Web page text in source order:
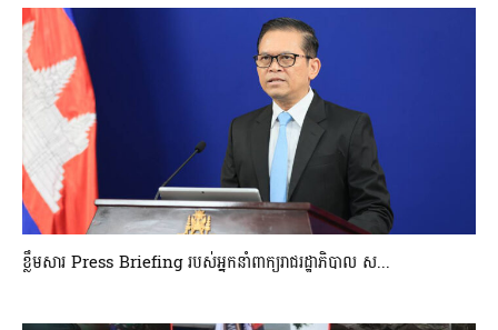
ខ្លឹមសារ Press Briefing របស់អ្នកនាំពាក្យរាជរដ្ឋាភិបាល ស...